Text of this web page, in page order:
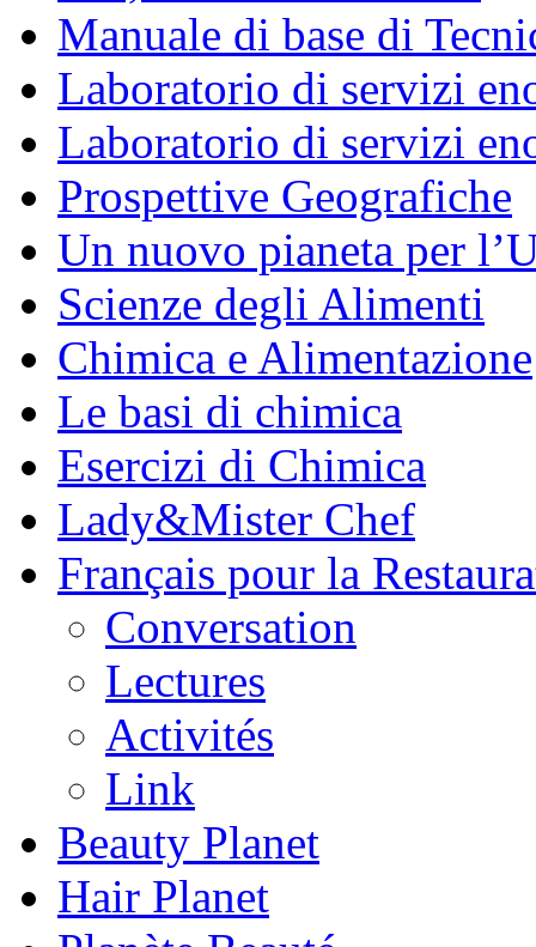
Manuale di base di
Laboratorio di servizi
Laboratorio di servizi
Prospettive Geografiche
Un nuovo pianeta per
Scienze degli Alimenti
Chimica e Alimentazione
Le basi di chimica
Esercizi di Chimica
Lady&Mister Chef
Français pour la
Conversation
Lectures
Activités
Link
Beauty Planet
Hair Planet